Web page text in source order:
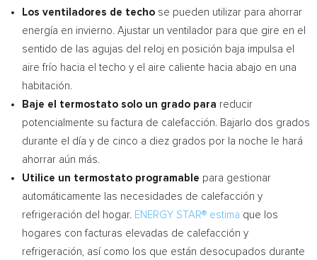
Los ventiladores de techo se pueden utilizar para ahorrar
energía en invierno. Ajustar un ventilador para que gire en el
sentido de las agujas del reloj en posición baja impulsa el
aire frío hacia el techo y el aire caliente hacia abajo en una
habitación.
Baje el termostato solo un grado para reducir
potencialmente su factura de calefacción. Bajarlo dos grados
durante el día y de cinco a diez grados por la noche le hará
ahorrar aún más.
Utilice un termostato programable para gestionar
automáticamente las necesidades de calefacción y
refrigeración del hogar. ENERGY STAR® estima que los
hogares con facturas elevadas de calefacción y
refrigeración, así como los que están desocupados durante